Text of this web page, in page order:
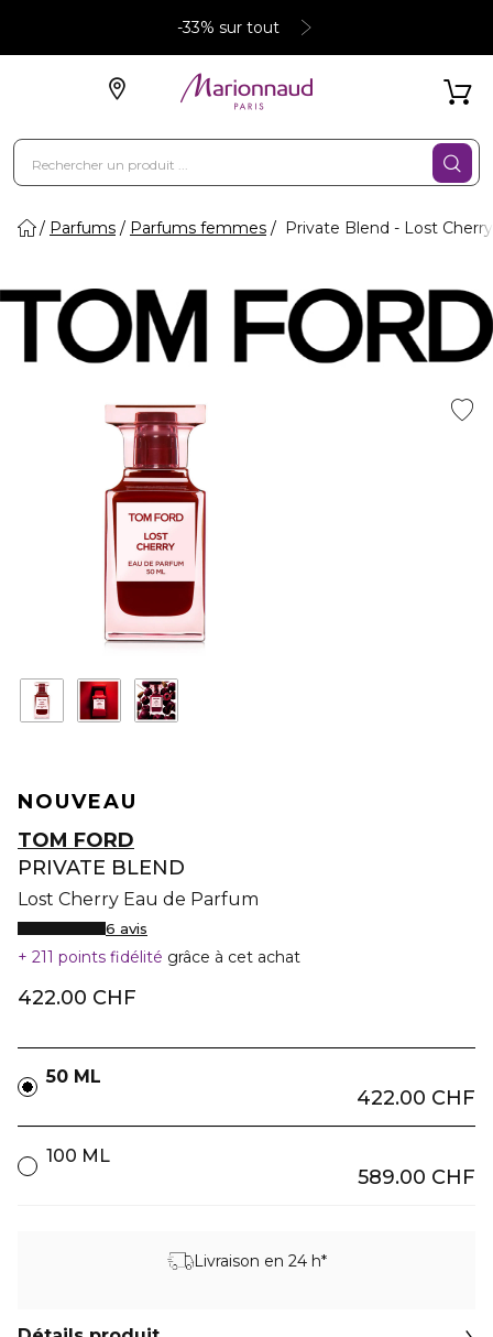
-33% sur tout
Parfums Parfums femmes Private Blend - Lost
NOUVEAU
TOM FORD
PRIVATE BLEND
Lost Cherry Eau de Parfum
6 avis
211 points fidélité grâce à cet achat
422.00 CHF
50 ML
422.00 CHF
100 ML
589.00 CHF
Livraison en 24 h*